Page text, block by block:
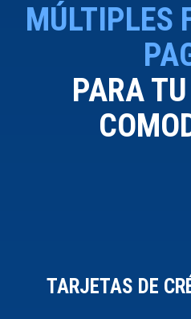
MÚLTIPLES
PARA
TARJETAS DE